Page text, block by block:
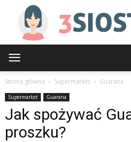
Strona główna Supermarket Guarana
Supermarket Guarana
Jak spożywać
proszku?